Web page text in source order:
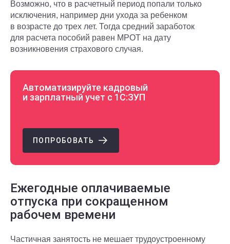
Возможно, что в расчетный период попали только
исключения, например дни ухода за ребенком
в возрасте до трех лет. Тогда средний заработок
для расчета пособий равен МРОТ на дату
возникновения страхового случая.
Автоматизируйте кадровый
и зарплатный учет с 1С:ЗУП
ПОПРОБОВАТЬ
Ежегодные оплачиваемые
отпуска при сокращенном
рабочем времени
Частичная занятость не мешает трудоустроенному